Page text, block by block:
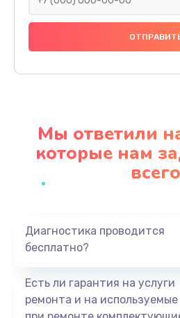
Замена
890 руб.
Замена
Замена лампы
Заказать
Мы ответили
которые нам
всего
Диагностика проводится
бесплатно?
Есть ли гарантия на услуги
ремонта и на используемые